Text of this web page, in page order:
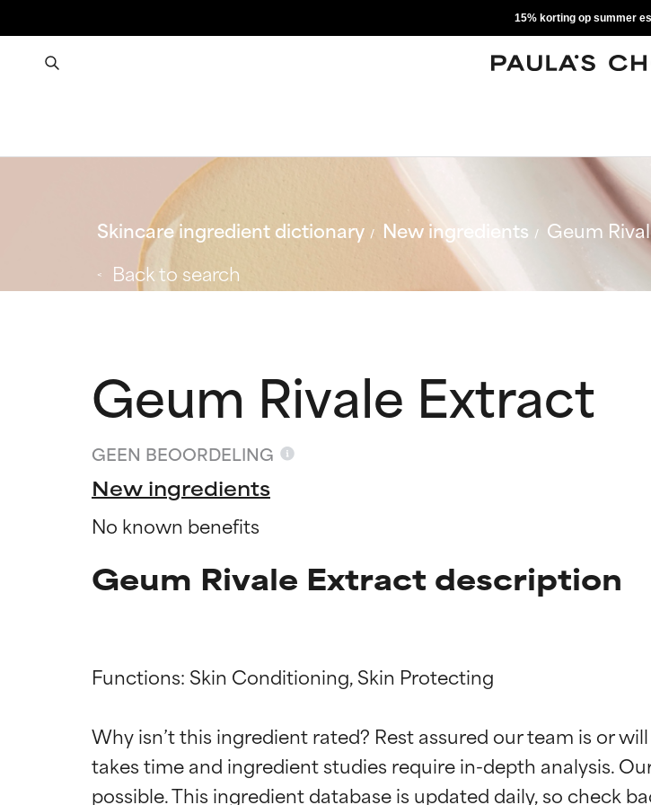
15% korting op summer
Skincare ingredient dictionary New ingredients
Geum
Back to search
Geum Rivale Extract
GEEN BEOORDELING
New ingredients
No known benefits
Geum Rivale Extract description
Functions: Skin Conditioning, Skin Protecting
Why isn’t this ingredient rated? Rest assured our team is or
takes time and ingredient studies require in-depth analysis.
Beoordelingen van
BESTE
Beoordelingen van
BESTE